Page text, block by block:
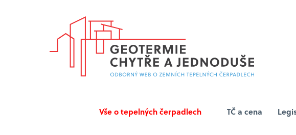
Vše o tepelných čerpadlech TČ a cena